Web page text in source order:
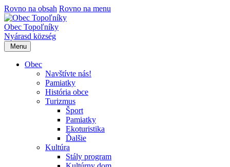
Rovno na obsah Rovno na menu
Obec Topoľníky
Nyárasd község
Menu
Obec
Navštívte nás!
Pamiatky
História obce
Turizmus
Šport
Pamiatky
Ekoturistika
Ďalšie
Kultúra
Stály program